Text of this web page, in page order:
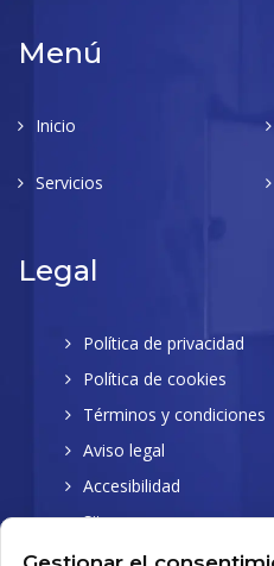
Menú
Inicio
Servicios
Legal
Política de privacidad
Política de cookies
Términos y condiciones
Aviso legal
Accesibilidad
Sitemap